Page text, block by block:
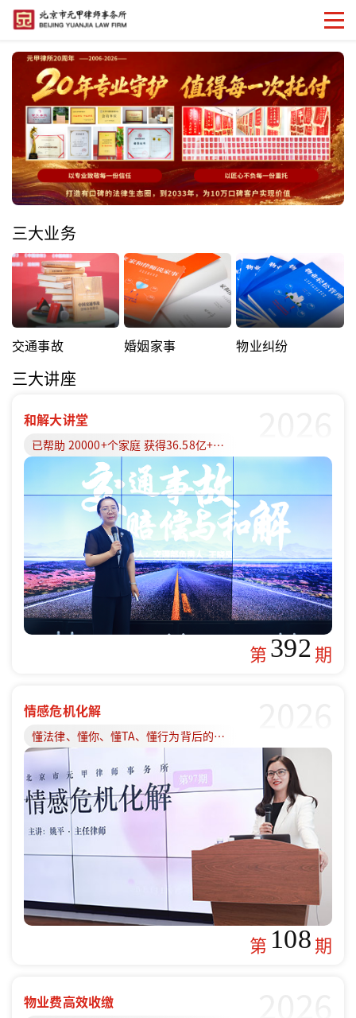
三大业务
交通事故 婚姻家事 物业纠纷
三大讲座
和解大讲堂
已帮助 20000+个家庭 获得36.58亿+赔偿款
第392期
情感危机化解
懂法律、懂你、懂TA、懂行为背后的原因
第 108期
物业费高效收缴